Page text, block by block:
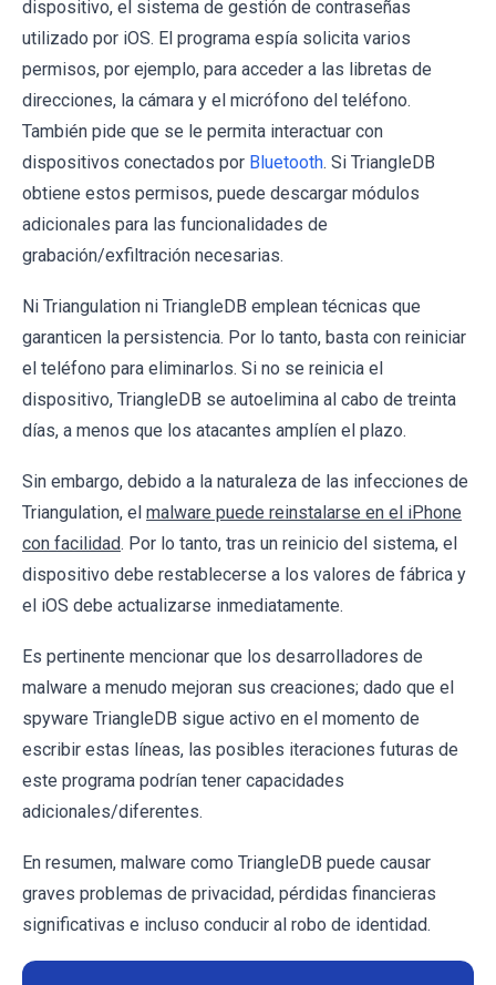
dispositivo, el sistema de gestión de contraseñas
utilizado por iOS. El programa espía solicita varios
permisos, por ejemplo, para acceder a las libretas de
direcciones, la cámara y el micrófono del teléfono.
También pide que se le permita interactuar con
dispositivos conectados por Bluetooth. Si TriangleDB
obtiene estos permisos, puede descargar módulos
adicionales para las funcionalidades de
grabación/exfiltración necesarias.
Ni Triangulation ni TriangleDB emplean técnicas que
garanticen la persistencia. Por lo tanto, basta con reiniciar
el teléfono para eliminarlos. Si no se reinicia el
dispositivo, TriangleDB se autoelimina al cabo de treinta
días, a menos que los atacantes amplíen el plazo.
Sin embargo, debido a la naturaleza de las infecciones de
Triangulation, el malware puede reinstalarse en el iPhone
con facilidad. Por lo tanto, tras un reinicio del sistema, el
dispositivo debe restablecerse a los valores de fábrica y
el iOS debe actualizarse inmediatamente.
Es pertinente mencionar que los desarrolladores de
malware a menudo mejoran sus creaciones; dado que el
spyware TriangleDB sigue activo en el momento de
escribir estas líneas, las posibles iteraciones futuras de
este programa podrían tener capacidades
adicionales/diferentes.
En resumen, malware como TriangleDB puede causar
graves problemas de privacidad, pérdidas financieras
significativas e incluso conducir al robo de identidad.